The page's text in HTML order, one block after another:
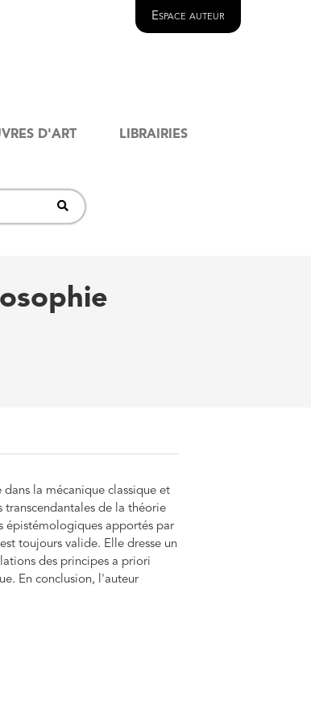
Espace auteur
D'ART LIBRAIRIES
la mécanique classique et
de la théorie
épistémologiques apportés par
toujours valide. Elle dresse un
des principes a priori
En conclusion, l'auteur
intersubjective de l'objectivité